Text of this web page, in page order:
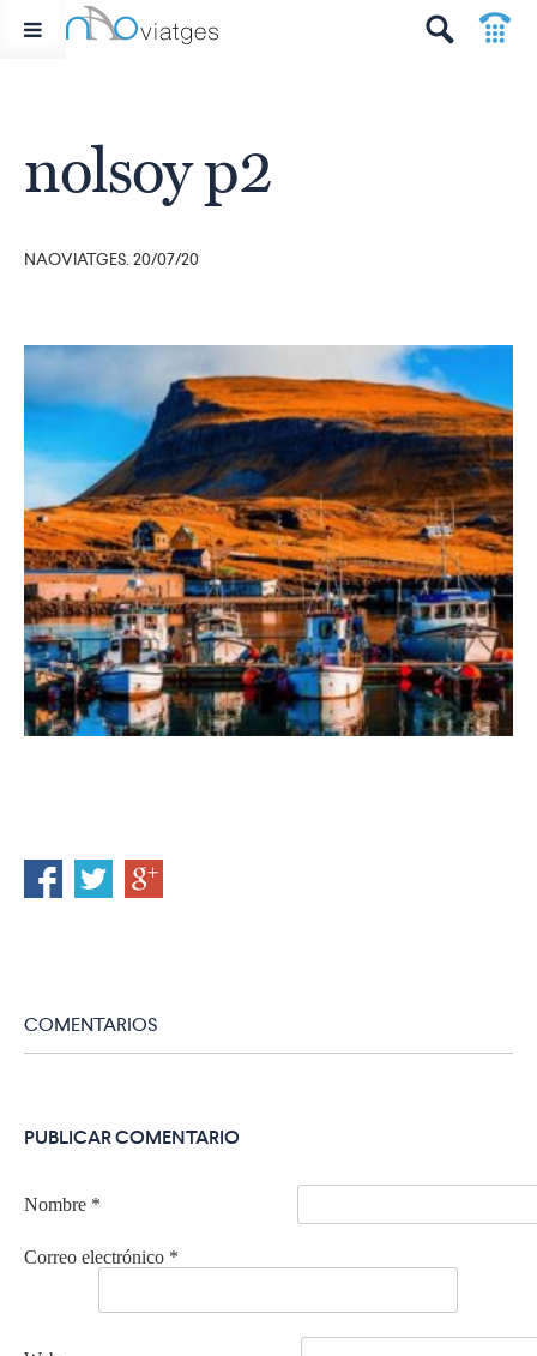
nolsoy p2
NAOVIATGES. 20/07/20
COMENTARIOS
PUBLICAR COMENTARIO
Nombre *
Correo electrónico *
t
p